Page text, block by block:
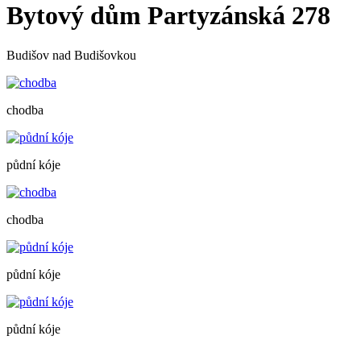
Bytový dům Partyzánská 278
Budišov nad Budišovkou
chodba
půdní kóje
chodba
půdní kóje
půdní kóje